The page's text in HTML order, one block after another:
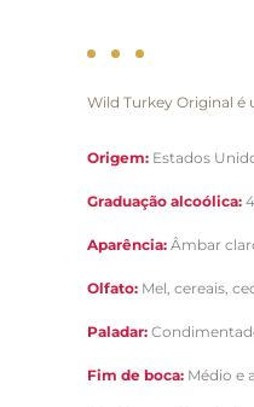
Wild Turkey Original é
Origem: Estados
Graduação alcoólica:
Aparência: Âmbar
Olfato: Mel, cereais,
Paladar:
Fim de boca: Médio e